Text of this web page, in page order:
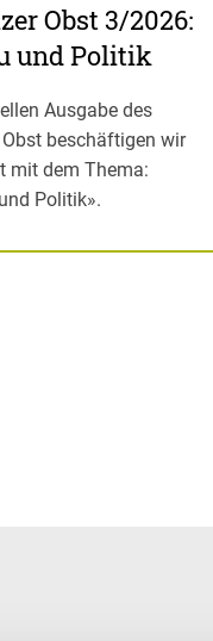
Obst 3/2026:
und Politik
Ausgabe des
beschäftigen wir
mit dem Thema:
Politik».